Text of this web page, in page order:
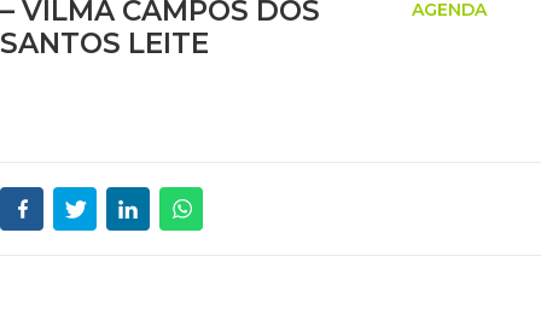
– VILMA CAMPOS DOS
SANTOS LEITE
AGENDA